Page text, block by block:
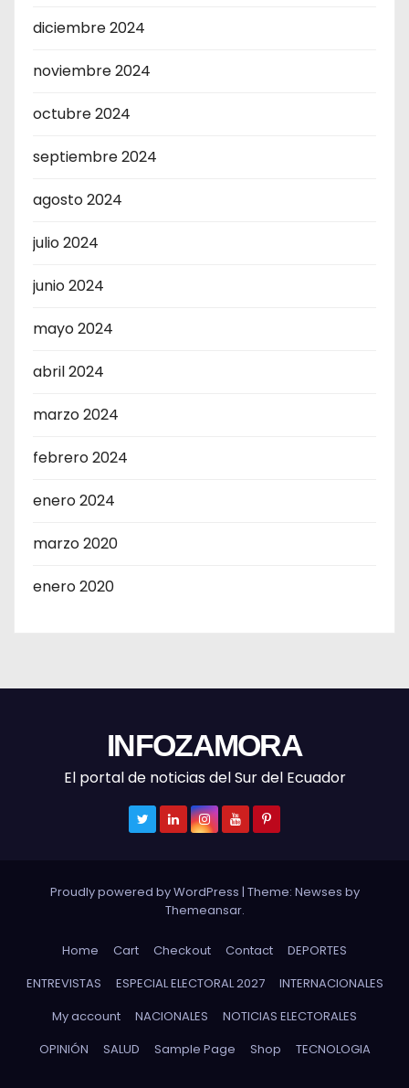
diciembre 2024
noviembre 2024
octubre 2024
septiembre 2024
agosto 2024
julio 2024
junio 2024
mayo 2024
abril 2024
marzo 2024
febrero 2024
enero 2024
marzo 2020
enero 2020
INFOZAMORA
El portal de noticias del Sur del Ecuador
Proudly powered by WordPress | Theme: Newses by
Themeansar.
Home Cart Checkout Contact
DEPORTES
ENTREVISTAS
ESPECIAL ELECTORAL 2027
INTERNACIONALES
My account
NACIONALES
NOTICIAS ELECTORALES
OPINIÓN
SALUD Sample Page Shop TECNOLOGIA